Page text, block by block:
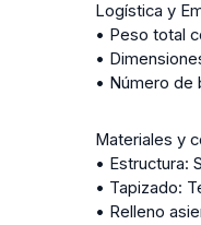
Logística y
• Peso total
•
• Número de
Materiales y
• Estructura:
• Tapizado:
• Relleno